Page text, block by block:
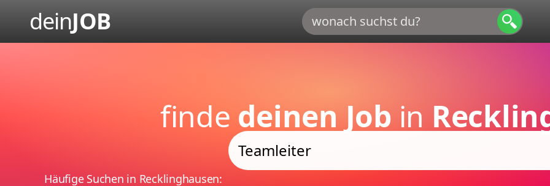
deinJOB
finde deinen Job in
Häufige Suchen in Recklinghausen: